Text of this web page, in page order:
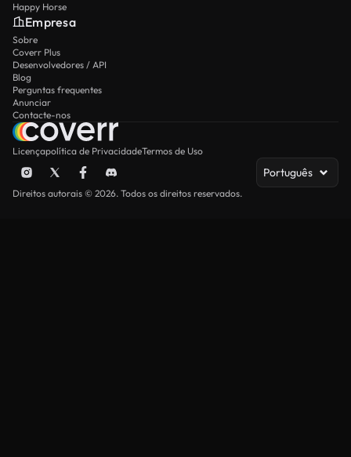
Happy Horse
Empresa
Sobre
Coverr Plus
Desenvolvedores / API
Blog
Perguntas frequentes
Anunciar
Contacte-nos
Licençapolítica de PrivacidadeTermos de Uso
Português
Direitos autorais © 2026. Todos os direitos reservados.